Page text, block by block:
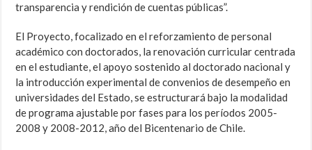
transparencia y rendición de cuentas públicas”.
El Proyecto, focalizado en el reforzamiento de personal
académico con doctorados, la renovación curricular centrada
en el estudiante, el apoyo sostenido al doctorado nacional y
la introducción experimental de convenios de desempeño en
universidades del Estado, se estructurará bajo la modalidad
de programa ajustable por fases para los períodos 2005-
2008 y 2008-2012, año del Bicentenario de Chile.